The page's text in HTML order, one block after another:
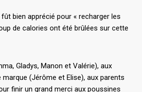
bien apprécié pour « recharger les
de calories ont été brûlées sur cette
Gladys, Manon et Valérie), aux
(Jérôme et Elise), aux parents
finir un grand merci aux poussines